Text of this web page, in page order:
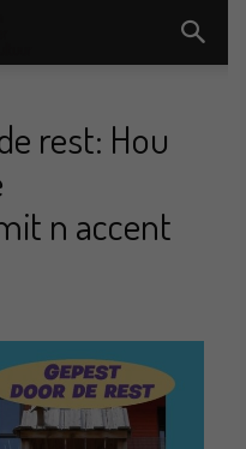
rest: Hou
n accent